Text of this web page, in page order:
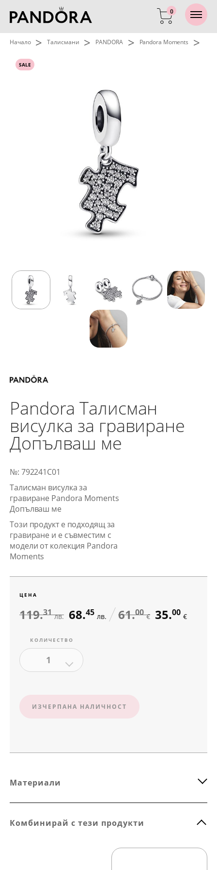
0
Начало > Талисмани > PANDORA > Pandora Moments >
SALE
Pandora Талисман
висулка за гравиране
Допълваш ме
№: 792241C01
Талисман висулка за
гравиране Pandora Moments
Допълваш ме
Този продукт е подходящ за
гравиране и е съвместим с
модели от колекция Pandora
Moments
ЦЕНА
119.31 лв. 68.45 лв. 61.00 € 35.00 €
КОЛИЧЕСТВО
1
ИЗЧЕРПАНА НАЛИЧНОСТ
Материали
Комбинирай с тези продукти